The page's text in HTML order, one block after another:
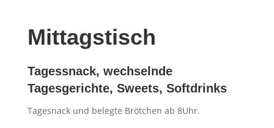
Mittagstisch
Tagessnack, wechselnde
Tagesgerichte, Sweets, Softdrinks
Tagesnack und belegte Brötchen ab 8Uhr.